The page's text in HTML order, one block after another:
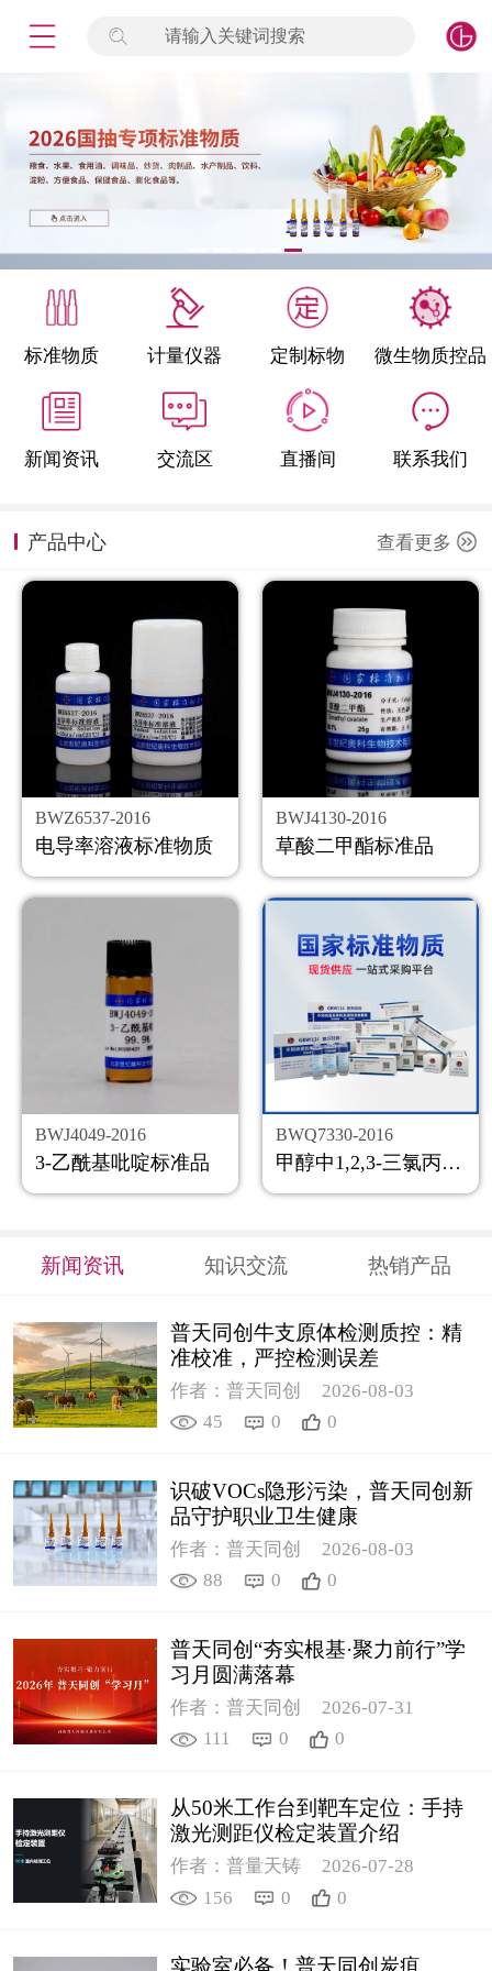
请输入关键词搜索
标准物质 计量仪器 定制标物 微生物质控品
新闻资讯 交流区 直播间 联系我们
产品中心 查看更多
BWZ6537-2016
电导率溶液标准物质
BWJ4130-2016
草酸二甲酯标准品
BWJ4049-2016
3-乙酰基吡啶标准品
BWQ7330-2016
甲醇中1,2,3-三氯丙烷溶液标准物质
新闻资讯 知识交流 热销产品
普天同创牛支原体检测质控：精
准校准，严控检测误差
作者：普天同创
2026-08-03
45
0 0
识破VOCs隐形污染，普天同创新
品守护职业卫生健康
作者：普天同创
2026-08-03
88
0 0
普天同创“夯实根基·聚力前行”学
习月圆满落幕
作者：普天同创
2026-07-31
111
0 0
从50米工作台到靶车定位：手持
激光测距仪检定装置介绍
作者：普量天铸
2026-07-28
156
0 0
标准物质
产品专项
微生物检测/质控品
定制标物
定制仪器
新闻资讯
公司主页
购物车
会员中心
联系我们
返回主页